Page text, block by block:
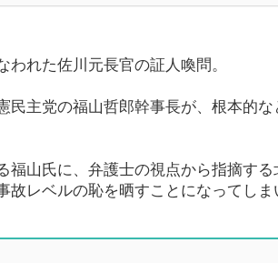
れた佐川元長官の証人喚問。
民主党の福山哲郎幹事長が、根本的
福山氏に、弁護士の視点から指摘す
レベルの恥を晒すことになってしま